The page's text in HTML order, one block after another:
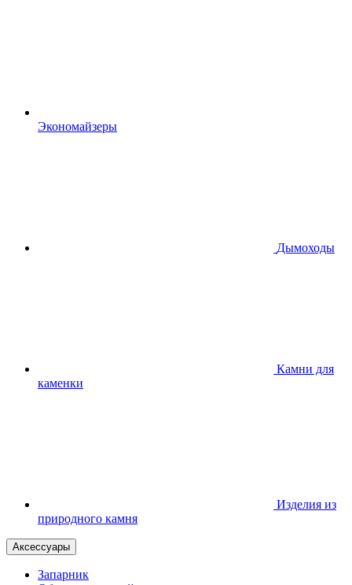
Экономайзеры
Дымоходы
Камни для
каменки
Изделия из
природного камня
Аксессуары
Запарник